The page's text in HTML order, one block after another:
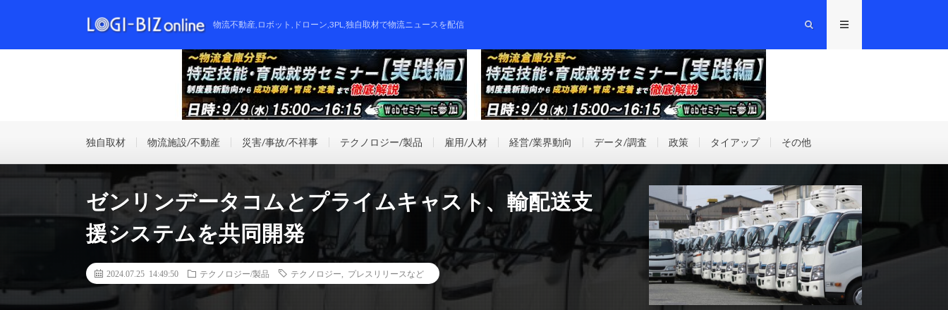
物流不動産,ロボット,ドローン,3PL,独自取材で物流ニュースを配信
独自取材 物流施設/不動産 災害/事故/不祥事 テクノロジー/製品 雇用/人材 経営/業界動向 データ/調査 政策 タイアップ その他
ゼンリンデータコムとプライムキャスト、輸配送支
援システムを共同開発
2024.07.25 14:49:50 テクノロジー/製品 テクノロジー プレスリリースなど